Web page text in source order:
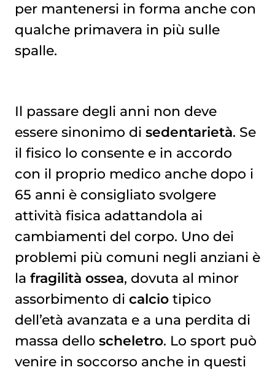
per mantenersi in forma anche con
qualche primavera in più sulle
spalle.
Il passare degli anni non deve
essere sinonimo di sedentarietà. Se
il fisico lo consente e in accordo
con il proprio medico anche dopo i
65 anni è consigliato svolgere
attività fisica adattandola ai
cambiamenti del corpo. Uno dei
problemi più comuni negli anziani è
la fragilità ossea, dovuta al minor
assorbimento di calciotipico
dell’età avanzata e a una perdita di
massa dello scheletro. Lo sport può
venire in soccorso anche in questi